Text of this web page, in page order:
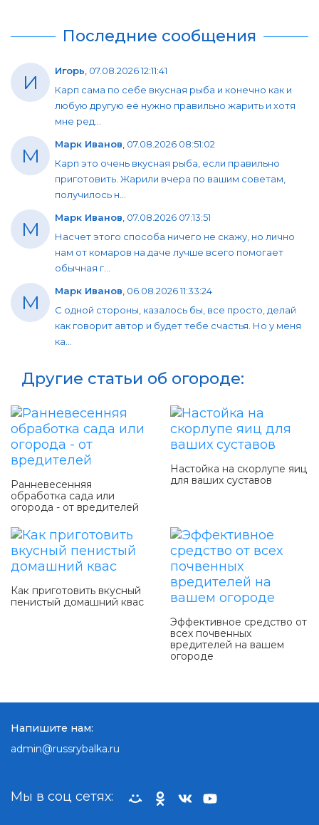
Последние сообщения
И Игорь, 07.08.2026 12:11:41
Карп сама по себе вкусная рыба и конечно как и
любую другую её нужно правильно жарить и хотя
мне ред...
М Марк Иванов, 07.08.2026 08:51:02
Карп это очень вкусная рыба, если правильно
приготовить. Жарили вчера по вашим советам,
получилось н...
М Марк Иванов, 07.08.2026 07:13:51
Насчет этого способа ничего не скажу, но лично
нам от комаров на даче лучше всего помогает
обычная г...
М Марк Иванов, 06.08.2026 11:33:24
С одной стороны, казалось бы, все просто, делай
как говорит автор и будет тебе счастья. Но у меня
ка...
Другие статьи об огороде:
Ранневесенняя
обработка сада или
огорода - от вредителей
Настойка на скорлупе яиц
для ваших суставов
Как приготовить вкусный
пенистый домашний квас
Эффективное средство от
всех почвенных
вредителей на вашем
огороде
Мы в соц сетях:
Напишите нам:
admin@russrybalka.ru